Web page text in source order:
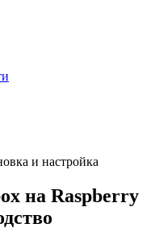
и настройка
на Raspberry